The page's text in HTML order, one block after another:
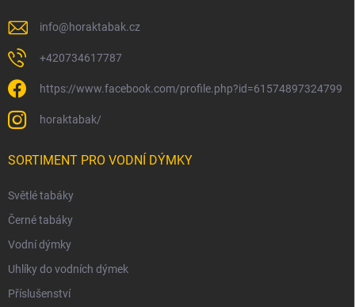
info@horaktabak.cz
+420734617787
https://www.facebook.com/profile.php?id=61574897324799
horaktabak/
SORTIMENT PRO VODNÍ DÝMKY
Světlé tabáky
Černé tabáky
Vodní dýmky
Uhlíky do vodních dýmek
Příslušenství